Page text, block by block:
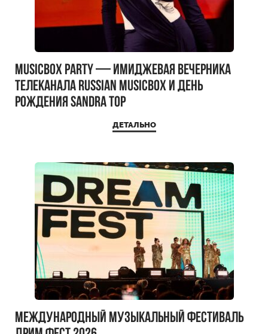
MUSICBOX PARTY — имиджевая вечерника
телеканала RUSSIAN MUSICBOX и день
рождения Sandra Top
ДЕТАЛЬНО
Международный музыкальный фестиваль